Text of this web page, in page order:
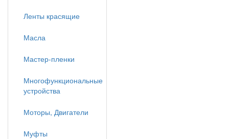
Ленты красящие
Масла
Мастер-пленки
Многофункциональные
устройства
Моторы, Двигатели
Муфты